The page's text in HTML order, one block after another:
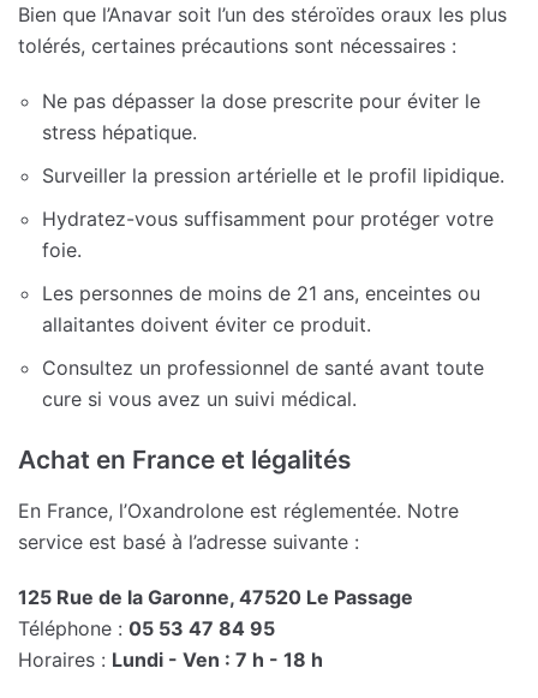
Bien que l’Anavar soit l’un des stéroïdes oraux les plus
tolérés, certaines précautions sont nécessaires :
Ne pas dépasser la dose prescrite pour éviter le
stress hépatique.
Surveiller la pression artérielle et le profil lipidique.
Hydratez-vous suffisamment pour protéger votre
foie.
Les personnes de moins de 21 ans, enceintes ou
allaitantes doivent éviter ce produit.
Consultez un professionnel de santé avant toute
cure si vous avez un suivi médical.
Achat en France et légalités
En France, l’Oxandrolone est réglementée. Notre
service est basé à l’adresse suivante :
125 Rue de la Garonne, 47520 Le Passage
Téléphone : 05 53 47 84 95
Horaires : Lundi - Ven : 7 h - 18 h